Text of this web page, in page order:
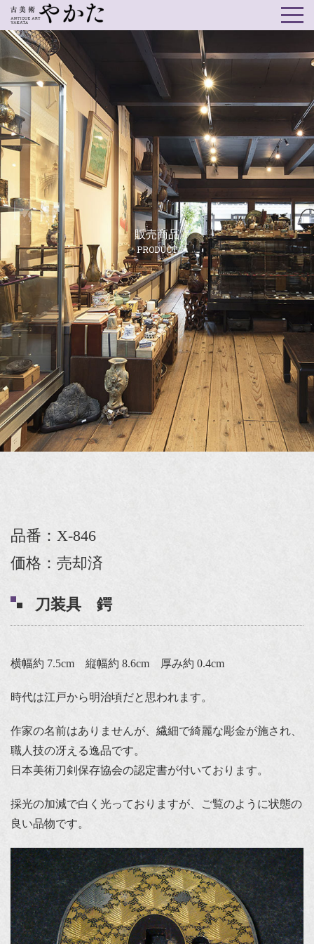
販売商品
PRODUCT
品番：X-846
価格：売却済
刀装具 鍔
横幅約 7.5cm 縦幅約 8.6cm 厚み約 0.4cm
時代は江戸から明治頃だと思われます。
作家の名前はありませんが、繊細で綺麗な彫金が施され、
職人技の冴える逸品です。
日本美術刀剣保存協会の認定書が付いております。
採光の加減で白く光っておりますが、ご覧のように状態の
良い品物です。